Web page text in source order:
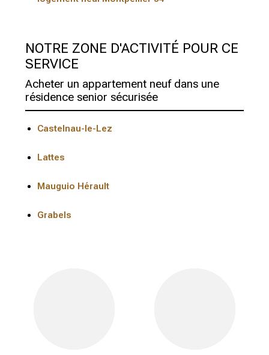
NOTRE ZONE D'ACTIVITÉ POUR CE
SERVICE
Acheter un appartement neuf dans une
résidence senior sécurisée
Castelnau-le-Lez
Lattes
Mauguio Hérault
Grabels